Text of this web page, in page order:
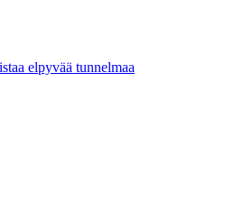
elpyvää tunnelmaa